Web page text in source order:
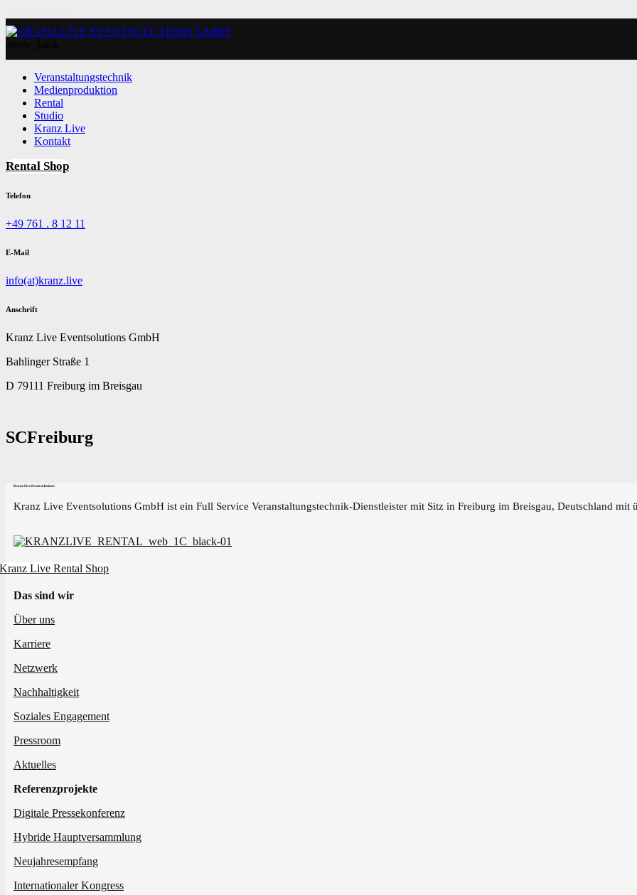
Veranstaltungstechnik
Medienproduktion
Rental
Studio
Kranz Live
Kontakt
Rental Shop
Telefon
+49 761 . 8 12 11
E-Mail
info(at)kranz.live
Anschrift
Kranz Live Eventsolutions GmbH
Bahlinger Straße 1
D 79111 Freiburg im Breisgau
SCFreiburg
Kranz Live Eventsolutions
Kranz Live Eventsolutions GmbH ist ein Full Service Veranstaltungstechnik-Dienstleister mit Sitz in Freiburg im Breisgau, Deutschland mit
Kranz Live Rental Shop
Das sind wir
Über uns
Karriere
Netzwerk
Nachhaltigkeit
Soziales Engagement
Pressroom
Aktuelles
Referenzprojekte
Digitale Pressekonferenz
Hybride Hauptversammlung
Neujahresempfang
Internationaler Kongress